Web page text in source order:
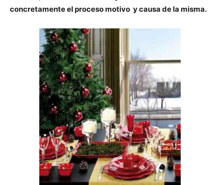
n n n n n
concretamente el proceso motivo y causa de la misma.